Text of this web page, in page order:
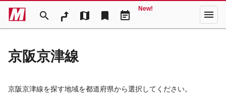
search map bookmark event_note
New! menu
京阪京津線
京阪京津線を探す地域を都道府県から選択してください。